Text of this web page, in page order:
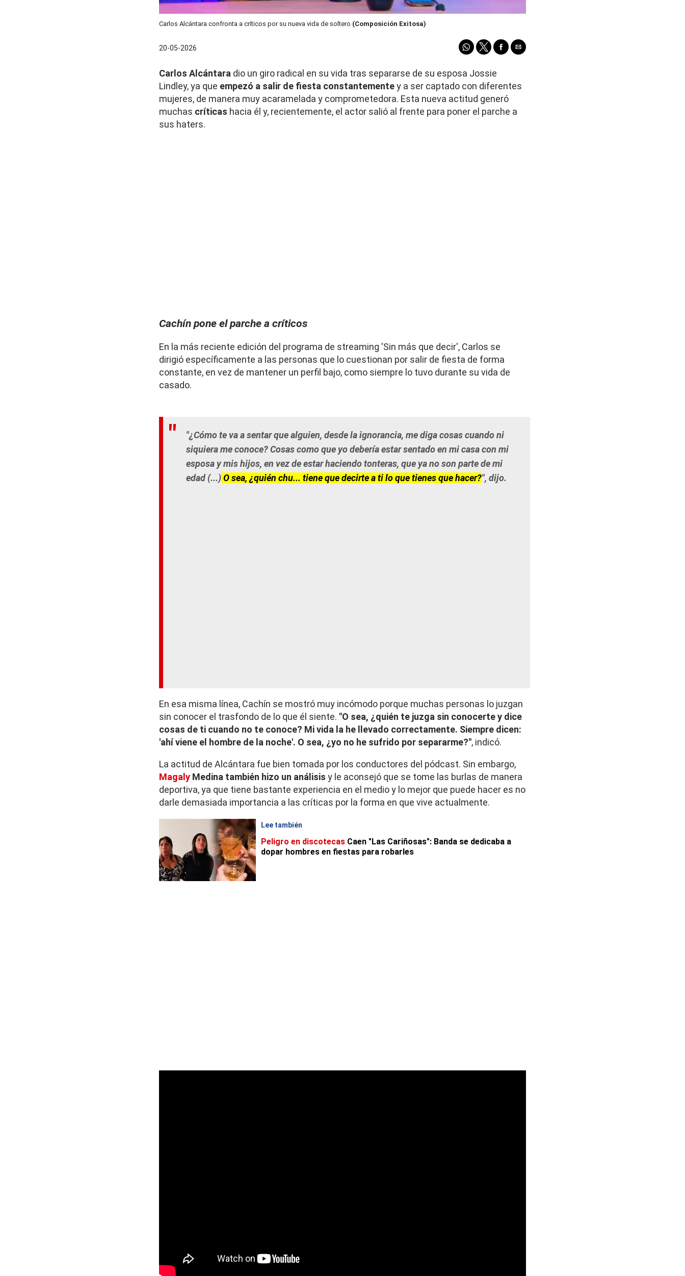
Carlos Alcántara confronta a críticos por su nueva vida de soltero (Composición Exitosa)
20-05-2026
Carlos Alcántara dio un giro radical en su vida tras separarse de su esposa Jossie
Lindley, ya que empezó a salir de fiesta constantementey a ser captado con diferentes
mujeres, de manera muy acaramelada y comprometedora. Esta nueva actitud generó
muchas críticas hacia él y, recientemente, el actor salió al frente para poner el parche a
sus haters.
Cachín pone el parche a críticos
En la más reciente edición del programa de streaming 'Sin más que decir', Carlos se
dirigió específicamente a las personas que lo cuestionan por salir de fiesta de forma
constante, en vez de mantener un perfil bajo, como siempre lo tuvo durante su vida de
casado.
"¿Cómo te va a sentar que alguien, desde la ignorancia, me diga cosas cuando ni
siquiera me conoce? Cosas como que yo debería estar sentado en mi casa con mi
esposa y mis hijos, en vez de estar haciendo tonteras, que ya no son parte de mi
edad (...)O sea, ¿quién chu... tiene que decirte a ti lo que tienes que hacer?", dijo.
En esa misma línea, Cachín se mostró muy incómodo porque muchas personas lo juzgan
sin conocer el trasfondo de lo que él siente. "O sea, ¿quién te juzga sin conocerte y dice
cosas de ti cuando no te conoce? Mi vida la he llevado correctamente. Siempre dicen:
'ahí viene el hombre de la noche'. O sea, ¿yo no he sufrido por separarme?", indicó.
La actitud de Alcántara fue bien tomada por los conductores del pódcast. Sin embargo,
Magaly Medina también hizo un análisis y le aconsejó que se tome las burlas de manera
deportiva, ya que tiene bastante experiencia en el medio y lo mejor que puede hacer es no
darle demasiada importancia a las críticas por la forma en que vive actualmente.
Lee también
Peligro en discotecas Caen "Las Cariñosas": Banda se dedicaba a
dopar hombres en fiestas para robarles